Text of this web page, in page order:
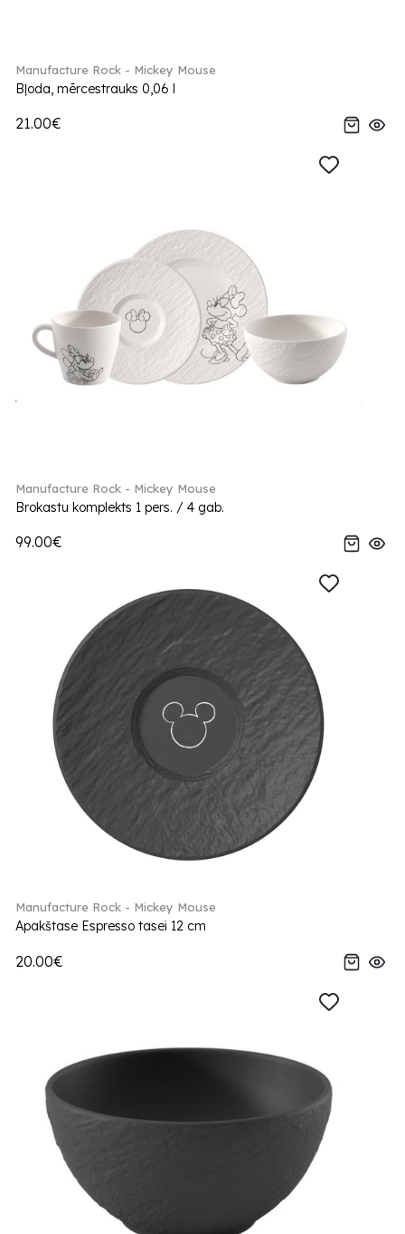
Manufacture Rock - Mickey Mouse
Bļoda, mērcestrauks 0,06 l
21.00€
Manufacture Rock - Mickey Mouse
Brokastu komplekts 1 pers. / 4 gab.
99.00€
Manufacture Rock - Mickey Mouse
Apakštase Espresso tasei 12 cm
20.00€